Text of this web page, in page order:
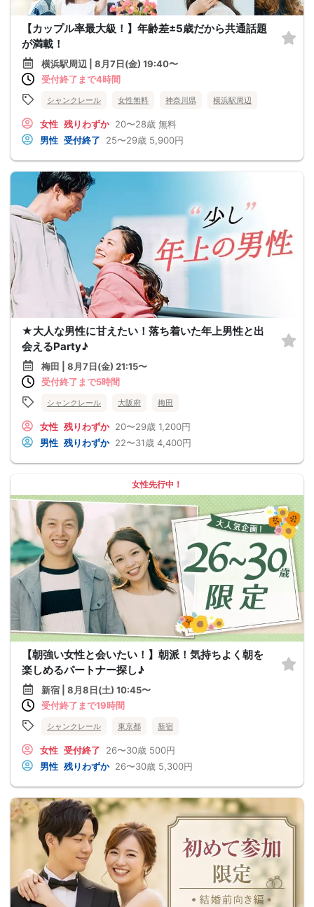
【カップル率最大級！】年齢差±5歳だから共通話題
が満載！
横浜駅周辺 | 8月7日(金) 19:40〜
受付終了まで4時間
シャンクレール 女性無料 神奈川県 横浜駅周辺
女性 残りわずか 20〜28歳 無料
男性 受付終了 25〜29歳 5,900円
★大人な男性に甘えたい！落ち着いた年上男性と出
会えるParty♪
梅田 | 8月7日(金) 21:15〜
受付終了まで5時間
シャンクレール 大阪府 梅田
女性 残りわずか 20〜29歳 1,200円
男性 残りわずか 22〜31歳 4,400円
女性先行中！
【朝強い女性と会いたい！】朝派！気持ちよく朝を
楽しめるパートナー探し♪
新宿 | 8月8日(土) 10:45〜
受付終了まで19時間
シャンクレール 東京都 新宿
女性 受付終了 26〜30歳 500円
男性 残りわずか 26〜30歳 5,300円